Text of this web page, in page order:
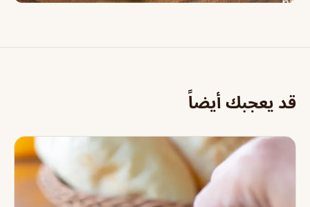
قد يعجبك أيضاً